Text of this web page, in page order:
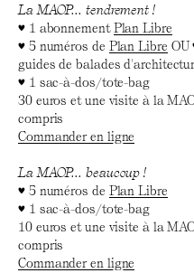
La MAOP... tendrement !
♥ 1 abonnementPlan Libre
♥ 5 numéros de Plan Libre OU
guides de balades
♥ 1 sac-à-dos/tote-bag
30 euros et une visite à la
compris
Commander en ligne
La MAOP... beaucoup !
♥ 5 numéros de Plan Libre
♥ 1 sac-à-dos/tote-bag
10 euros et une visite à la
compris
Commander en ligne